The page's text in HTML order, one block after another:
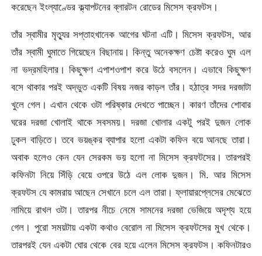
করেছেন ইংল্যাণ্ডের ক্ল্যাপটনের ব্লারটন রোডের মিসেস ক্রফটস।
তাঁর স্বামীর মৃত্যুর সপ্তাহখানেক আগের ঘটনা এটি। মিসেস ক্রফটস, আর
তাঁর স্বামী ঘুমাতে গিয়েছেন বিছানায়। কিন্তু অনেকক্ষণ চেষ্টা করেও ঘুম এল
না ভদ্রমহিলার। কিছুক্ষণ এপাশওপাশ করে উঠে বসলেন। এভাবে কিছুক্ষণ
বসে থাকার পরই অদ্ভুত একটি বিষয় নজর কাড়ল তাঁর। হঠাত্র সদর দরজাটা
খুলে গেল। এখান থেকে ওটা পরিষ্কার দেখতে পাচ্ছেন। কারণ তাঁদের শোবার
ঘরের দরজা খোলাই থাকে সবসময়। দরজা খোলার একটু পরই দুজন লোক
ঢুকল বাড়িতে। তবে ভয়ঙ্কর ব্যাপার হলো একটা কফিন বয়ে আনছে তারা।
অবাক হলেও কেন যেন সেরকম ভয় হলো না মিসেস ক্রফটসের। তারপরই
কফিনটা নিয়ে সিঁড়ি বেয়ে ওপরে উঠে এল লোক দুজন। মি. আর মিসেস
ক্রফটস যে কামরায় আছেন সেখানে চলে এল তারা। ফ্লায়ারপ্লেসের মেঝেতে
নামিয়ে রাখল ওটা। তারপর নীচে নেমে সামনের দরজা ভেজিয়ে অদৃশ্য হয়ে
গেল। পুরো সময়টায় একটা কথাও বেরোল না মিসেস ক্রফটসের মুখ থেকে।
তারপরই যেন একটা ঘোর থেকে বের হয়ে এলেন মিসেস ক্রফটস। কফিনটারও